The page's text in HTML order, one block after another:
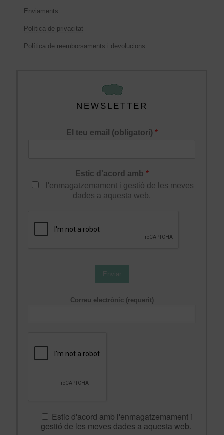
Enviaments
Política de privacitat
Política de reemborsaments i devolucions
NEWSLETTER
El teu email (obligatori) *
Estic d'acord amb *
l'enmagatzemament i gestió de les meves
dades a aquesta web.
Enviar
Correu electrònic (requerit)
Estic d'acord amb l'enmagatzemament i
gestió de les meves dades a aquesta web.